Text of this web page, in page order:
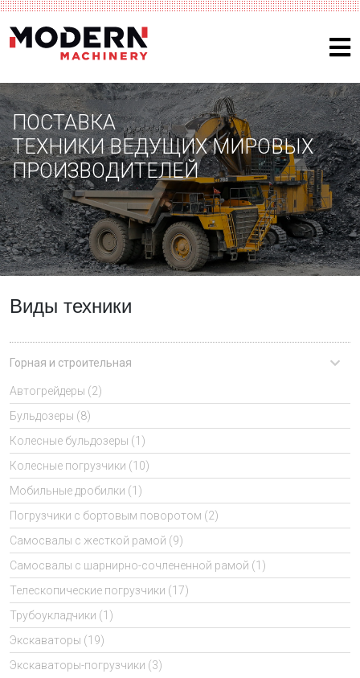
ПОСТАВКА
ТЕХНИКИ ВЕДУЩИХ МИРОВЫХ
ПРОИЗВОДИТЕЛЕЙ
Виды техники
Горная и строительная
Автогрейдеры (2)
Бульдозеры (8)
Колесные бульдозеры (1)
Колесные погрузчики (10)
Мобильные дробилки (1)
Погрузчики с бортовым поворотом (2)
Самосвалы с жесткой рамой (9)
Самосвалы с шарнирно-сочлененной рамой (1)
Телескопические погрузчики (17)
Трубоукладчики (1)
Экскаваторы (19)
Экскаваторы-погрузчики (3)